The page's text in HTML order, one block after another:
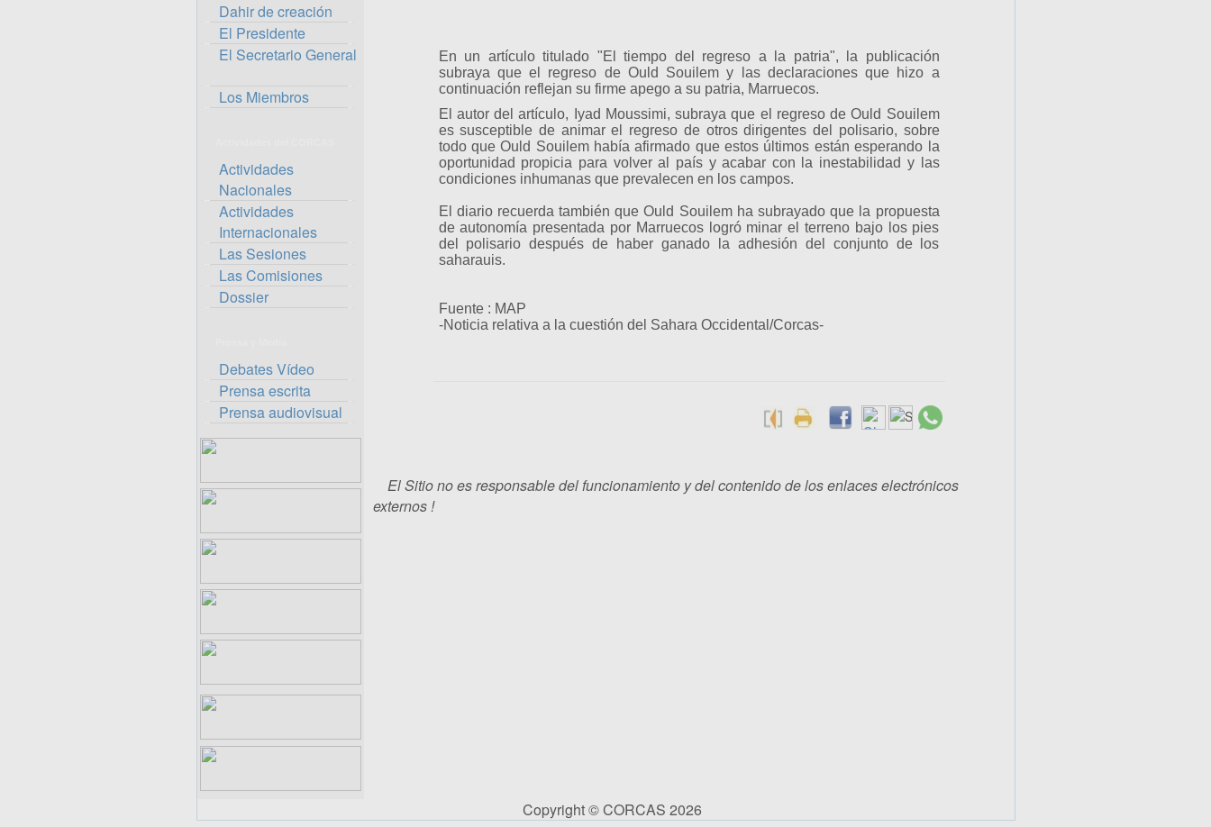
Dahir de creación
El Presidente
El Secretario General
Los Miembros
Actividades
Nacionales
Actividades
Internacionales
Las Sesiones
Las Comisiones
Dossier
Debates Vídeo
Prensa escrita
Prensa audiovisual
En un artículo titulado "El tiempo del regreso a la patria", la publicación
subraya que el regreso de Ould Souilem y las declaraciones que hizo a
continuación reflejan su firme apego a su patria, Marruecos.
El autor del artículo, Iyad Moussimi, subraya que el regreso de Ould Souilem
es susceptible de animar el regreso de otros dirigentes del polisario, sobre
todo que Ould Souilem había afirmado que estos últimos están esperando la
oportunidad propicia para volver al país y acabar con la inestabilidad y las
condiciones inhumanas que prevalecen en los campos.
El diario recuerda también que Ould Souilem ha subrayado que la propuesta
de autonomía presentada por Marruecos logró minar el terreno bajo los pies
del polisario después de haber ganado la adhesión del conjunto de los
saharauis.
Fuente : MAP
-Noticia relativa a la cuestión del Sahara Occidental/Corcas-
El Sitio no es responsable del funcionamiento y del contenido de los enlaces electrónicos
externos !
Copyright © CORCAS 2026